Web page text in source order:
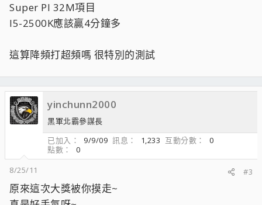
Super PI 32M項目
I5-2500K應該贏4分鐘多
這算降頻打超頻嗎 很特別的測試
yinchunn2000
黑軍北霸參謀長
已加入
9/9/09 訊息 1,233 互動分數
0
點數
0
8/25/11
#3
原來這次大獎被你摸走~